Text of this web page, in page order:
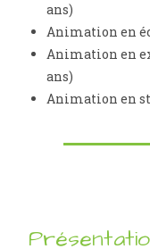
ans)
Animation en
Animation en
ans)
Animation en